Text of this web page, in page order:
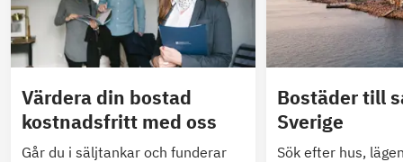
Värdera din bostad
kostnadsfritt med oss
Går du i säljtankar och funderar
Bostäder till
Sverige
Sök efter hus,